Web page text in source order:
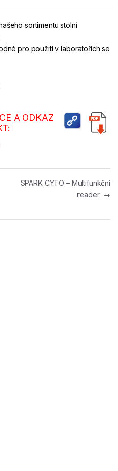
sortimentu stolní
pro použití v laboratořích se
A ODKAZ
SPARK CYTO – Multifunkční
reader →